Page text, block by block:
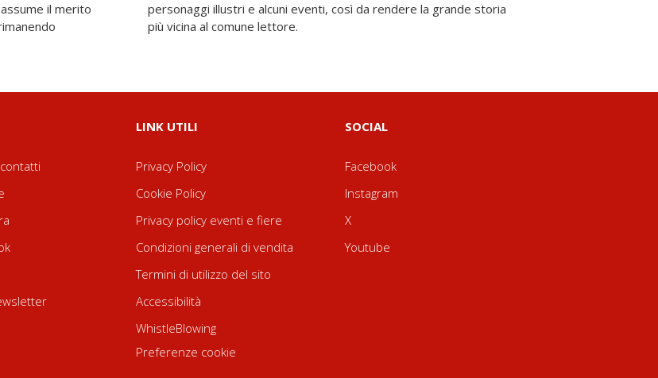
il merito
la grande storia
più vicina al comune lettore.
LINK UTILI
Privacy Policy
Cookie Policy
Privacy policy eventi e fiere
Condizioni generali di vendita
Termini di utilizzo del sito
Accessibilità
WhistleBlowing
Preferenze cookie
SOCIAL
Facebook
Instagram
X
Youtube